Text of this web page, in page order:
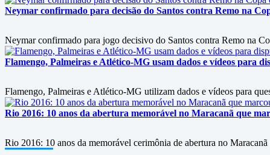
Neymar confirmado para decisão do Santos contra Remo na
Neymar confirmado para jogo decisivo do Santos contra Remo na
Flamengo, Palmeiras e Atlético-MG usam dados e vídeos para
Flamengo, Palmeiras e Atlético-MG utilizam dados e vídeos para
Rio 2016: 10 anos da abertura memorável no Maracanã que
Rio 2016: 10 anos da memorável cerimônia de abertura no